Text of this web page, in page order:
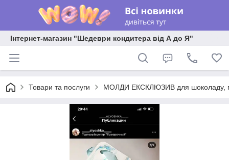
Інтернет-магазин "Шедеври кондитера від А до Я"
Товари та послуги МОЛДИ ЕКСКЛЮЗИВ для шоколаду,